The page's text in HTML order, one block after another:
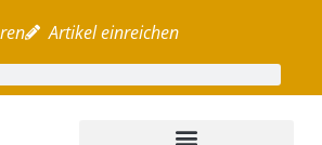
Artikel einreichen